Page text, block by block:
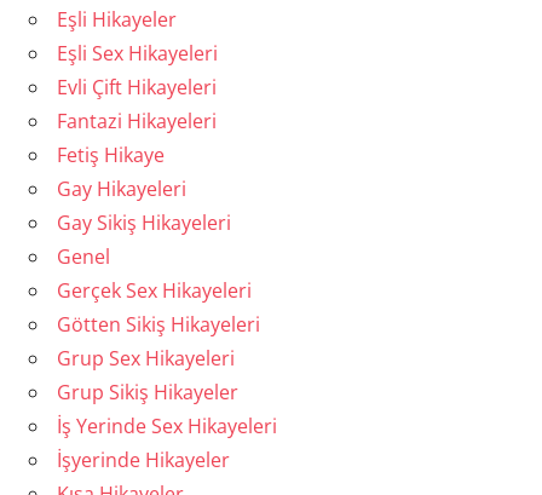
Eşli Hikayeler
Eşli Sex Hikayeleri
Evli Çift Hikayeleri
Fantazi Hikayeleri
Fetiş Hikaye
Gay Hikayeleri
Gay Sikiş Hikayeleri
Genel
Gerçek Sex Hikayeleri
Götten Sikiş Hikayeleri
Grup Sex Hikayeleri
Grup Sikiş Hikayeler
İş Yerinde Sex Hikayeleri
İşyerinde Hikayeler